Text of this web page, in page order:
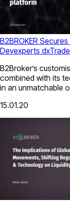
B2BROKER
Devexperts dxTrade
B2Broker’s
combined with its
in an unmatchable
15.01.20